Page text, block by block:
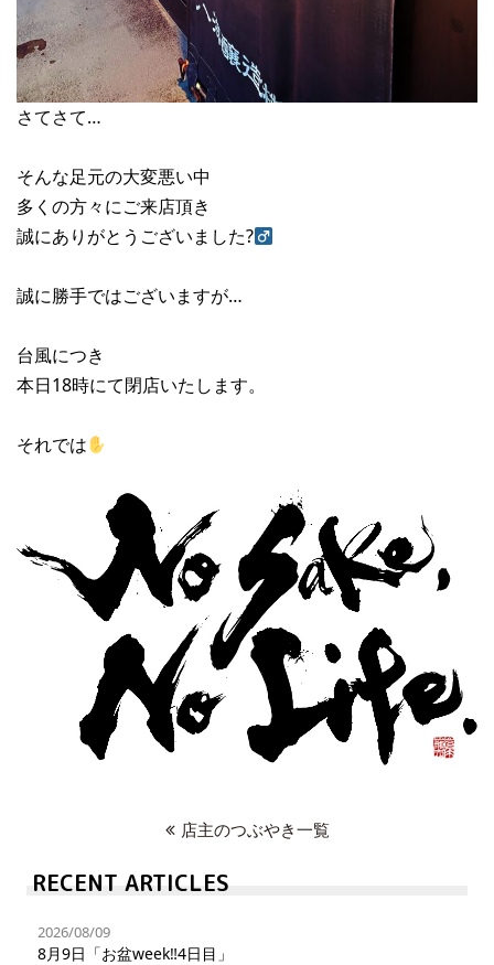
さてさて…
そんな足元の大変悪い中
多くの方々にご来店頂き
誠にありがとうございました?‍
誠に勝手ではございますが…
台風につき
本日18時にて閉店いたします。
それでは
店主のつぶやき一覧
RECENT ARTICLES
2026/08/09
8月9日「お盆week‼︎4日目」